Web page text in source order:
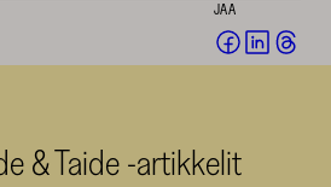
JAA
Jaa Jaa
& Taide -artikkelit